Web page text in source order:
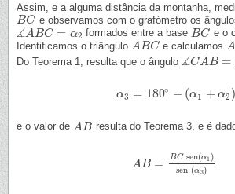
Assim, e a alguma distância da montanha,
BC
BC e observamos com o grafómetro os
∡A BC = α2
∡ABC= α2 formados entre a base BC
BC e o
Identificamos o triângulo ABC
ABC e calculamos A
Do Teorema 1, resulta que o ângulo ∡CAB =
∡CAB= α3
α3 = 180∘ − (α1 + α2 )
α3=180∘−(α 1+ α2)
e o valor de A B
AB resulta do Teorema 3, e é
A B = BC sen(α1 )
sen (α3)
AB= BC sen(α1)sen (